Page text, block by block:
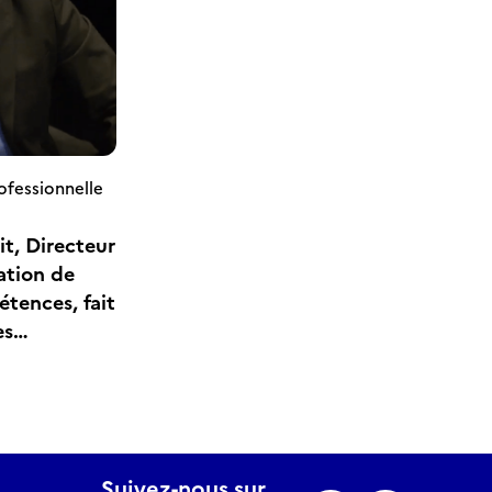
Directeur
de
fait